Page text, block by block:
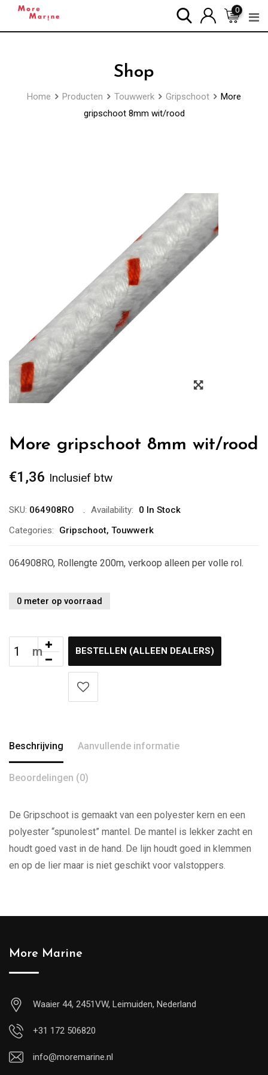
0
Shop
Home Producten Touwwerk Gripschoot
More
gripschoot 8mm wit/rood
Zoom
More gripschoot 8mm wit/rood
€1,36 Inclusief btw
SKU: 064908RO Availability:
0 In Stock
Categories:
Gripschoot, Touwwerk
064908RO, Rollengte 200m, verkoop alleen per volle rol.
0 meter op voorraad
BESTELLEN (ALLEEN DEALERS)
Beschrijving Aanvullende informatie
Beoordelingen (0)
De Gripschoot is gemaakt van een polyester kern en een
polyester “spunolest” mantel. De mantel is lekker zacht en
houdt goed vast in de hand. De lijn houdt goed in klemmen
en op de lier maar is niet geschikt voor valstoppers.
More Marine
Waaier 44, 2451VW, Leimuiden, Nederland
+31 172 506820
info@moremarine.nl